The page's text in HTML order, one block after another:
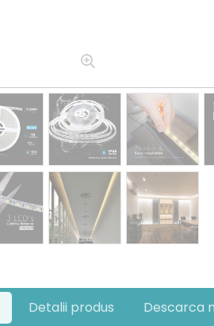
Detalii produs Descarca